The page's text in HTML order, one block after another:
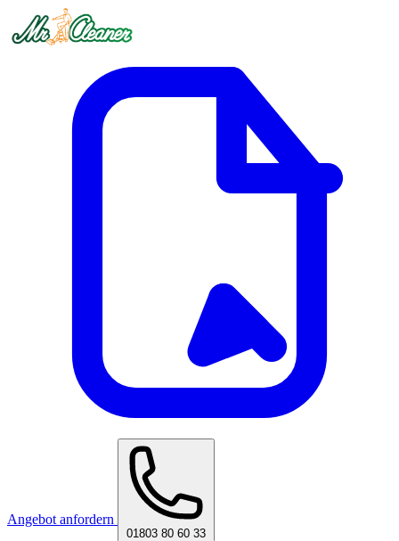
Angebot anfordern
01803 80 60 33